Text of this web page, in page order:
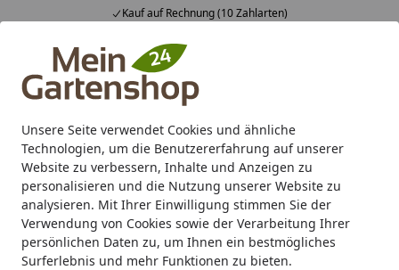
Unsere Seite verwendet Cookies und ähnliche
Technologien, um die Benutzererfahrung auf unserer
Website zu verbessern, Inhalte und Anzeigen zu
personalisieren und die Nutzung unserer Website zu
analysieren. Mit Ihrer Einwilligung stimmen Sie der
Verwendung von Cookies sowie der Verarbeitung Ihrer
persönlichen Daten zu, um Ihnen ein bestmögliches
Surferlebnis und mehr Funktionen zu bieten.
Fachberatung & individuelle Angebote
Alle Produkte
Mein Konto
Suchen
Startseite
Erfahrungsbericht: Mit OSMO Landhausfarbe kinderleicht
Erfahrungsbericht: Mit OSMO
Landhausfarbe kinderleicht
streichen!